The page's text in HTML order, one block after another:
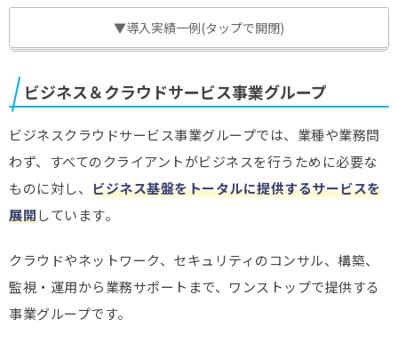
▼導入実績一例(タップで開閉)
ビジネス＆クラウドサービス事業グループ
ビジネスクラウドサービス事業グループでは、業種や業務問
わず、すべてのクライアントがビジネスを行うために必要な
ものに対し、 ビジネス基盤をトータルに提供するサービスを
展開しています。
クラウドやネットワーク、セキュリティのコンサル、構築、
監視・運用から業務サポートまで、ワンストップで提供する
事業グループです。